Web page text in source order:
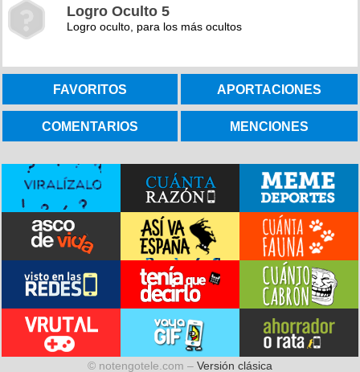
Logro Oculto 5
Logro oculto, para los más ocultos
FAVORITOS APORTACIONES
COMENTARIOS MENCIONES
© notengotele.com – Versión clásica